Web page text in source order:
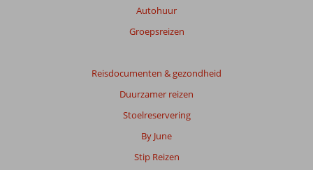
Autohuur
Groepsreizen
Reisdocumenten & gezondheid
Duurzamer reizen
Stoelreservering
By June
Stip Reizen